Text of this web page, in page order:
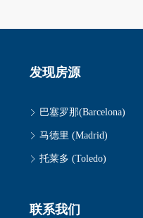
发现房源
巴塞罗那(Barcelona)
马德里 (Madrid)
托莱多 (Toledo)
联系我们